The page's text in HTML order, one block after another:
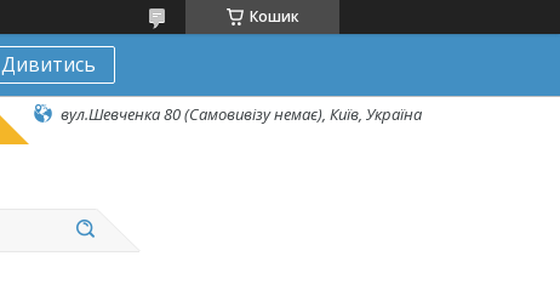
Кошик
Дивитись
вул.Шевченка 80 (Самовивізу немає), Київ, Україна